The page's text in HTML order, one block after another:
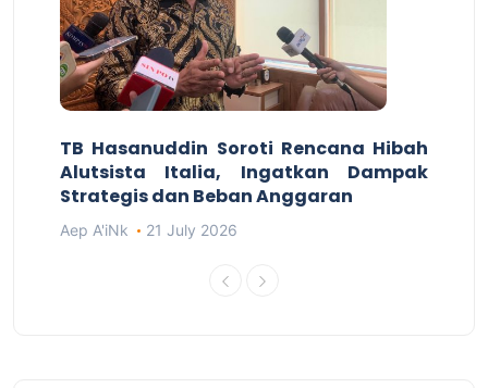
TB Hasanuddin Soroti Rencana Hibah
Alutsista Italia, Ingatkan Dampak
Strategis dan Beban Anggaran
Aep A'iNk 21 July 2026